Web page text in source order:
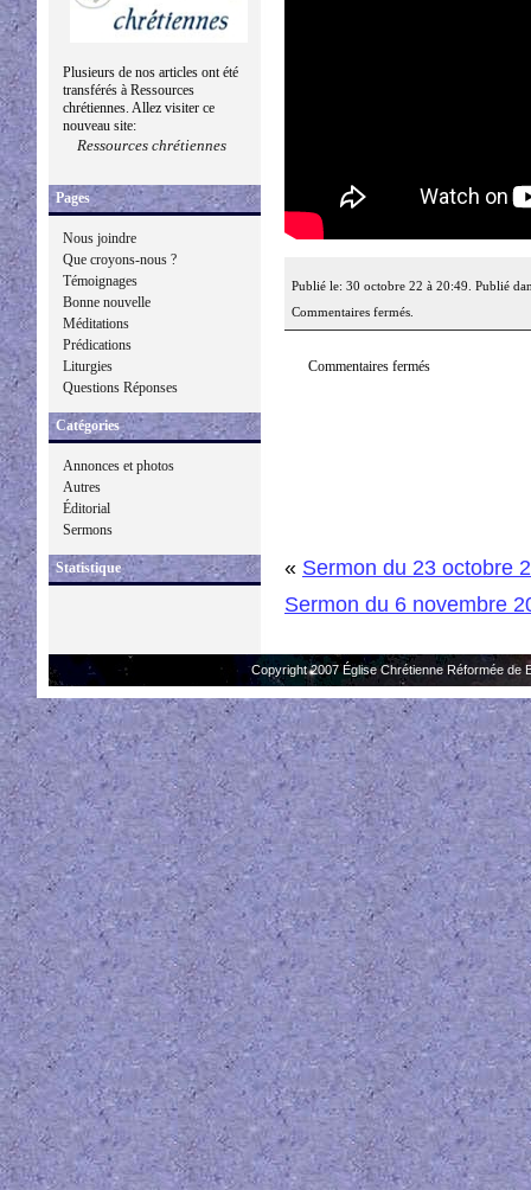
Plusieurs de nos articles ont été
transférés à Ressources
chrétiennes. Allez visiter ce
nouveau site:
Ressources chrétiennes
Pages
Nous joindre
Que croyons-nous ?
Témoignages
Bonne nouvelle
Méditations
Prédications
Liturgies
Questions Réponses
Catégories
Annonces et photos
Autres
Éditorial
Sermons
Statistique
Publié le: 30 octobre 22 à 20:49. Publié
Commentaires fermés.
Commentaires fermés
« Sermon du 23 octobre
Sermon du 6 novembre
Copyright 2007 Église Chrétienne Réformée de